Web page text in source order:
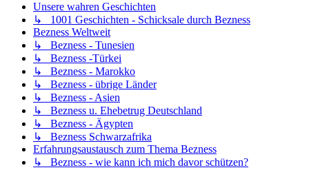
Unsere wahren Geschichten
↳ 1001 Geschichten - Schicksale durch Bezness
Bezness Weltweit
↳ Bezness - Tunesien
↳ Bezness -Türkei
↳ Bezness - Marokko
↳ Bezness - übrige Länder
↳ Bezness - Asien
↳ Bezness u. Ehebetrug Deutschland
↳ Bezness - Ägypten
↳ Bezness Schwarzafrika
Erfahrungsaustausch zum Thema Bezness
↳ Bezness - wie kann ich mich davor schützen?